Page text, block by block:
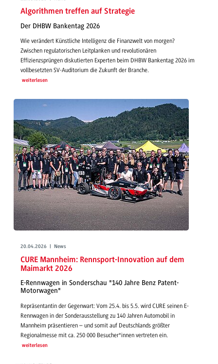
Algorithmen treffen auf Strategie
Der DHBW Bankentag 2026
Wie verändert Künstliche Intelligenz die Finanzwelt von morgen?
Zwischen regulatorischen Leitplanken und revolutionären
Effizienzsprüngen diskutierten Experten beim DHBW Bankentag 2026 im
vollbesetzten SV-Auditorium die Zukunft der Branche.
weiterlesen
20.04.2026 | News
CURE Mannheim: Rennsport-Innovation auf dem
Maimarkt 2026
E-Rennwagen in Sonderschau "140 Jahre Benz Patent-
Motorwagen"
Repräsentantin der Gegenwart: Vom 25.4. bis 5.5. wird CURE seinen E-
Rennwagen in der Sonderausstellung zu 140 Jahren Automobil in
Mannheim präsentieren – und somit auf Deutschlands größter
Regionalmesse mit ca. 250 000 Besucher*innen vertreten ein.
weiterlesen